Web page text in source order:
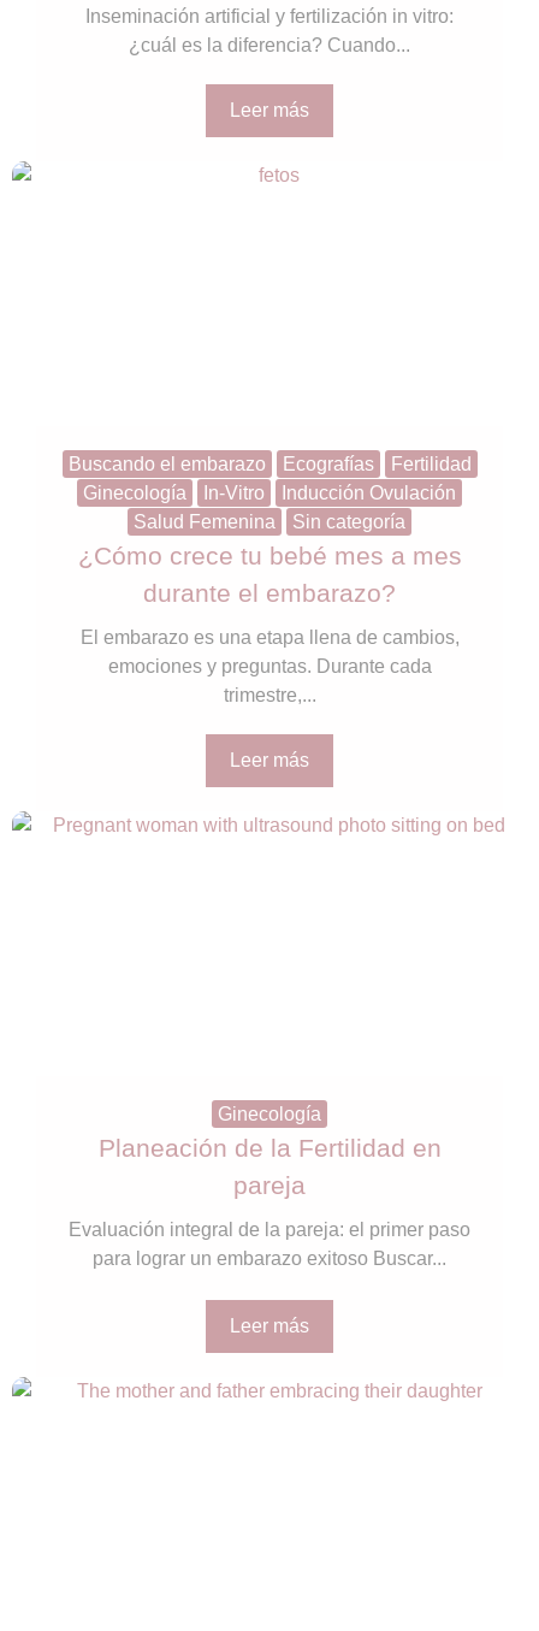
Inseminación artificial y fertilización in vitro:
¿cuál es la diferencia? Cuando...
Leer más
Buscando el embarazo Ecografías
Fertilidad
Ginecología
In-Vitro
Inducción Ovulación
Salud Femenina
Sin categoría
¿Cómo crece tu bebé mes a mes
durante el embarazo?
El embarazo es una etapa llena de cambios,
emociones y preguntas. Durante cada
trimestre,...
Leer más
Ginecología
Planeación de la Fertilidad en
pareja
Evaluación integral de la pareja: el primer paso
para lograr un embarazo exitoso Buscar...
Leer más